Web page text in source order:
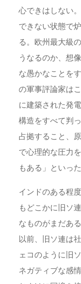
心できはしない
できない状態で
る。欧州最大級
うなるのか、想
な愚かなことを
の軍事評論家は
に建築された発
構造をすべて判
占拠すること、
で心理的な圧力
もある」といった
インドのある程
もどこかに旧ソ
なものがまだあ
以前、旧ソ連は
ェコのように旧
ネガティブな感